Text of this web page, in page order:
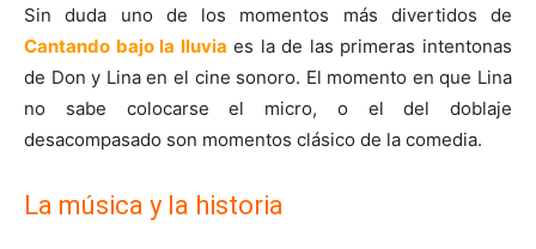
Sin duda uno de los momentos más divertidos de
Cantando bajo la lluvia es la de las primeras intentonas
de Don y Lina en el cine sonoro. El momento en que Lina
no sabe colocarse el micro, o el del doblaje
desacompasado son momentos clásico de la comedia.
La música y la historia